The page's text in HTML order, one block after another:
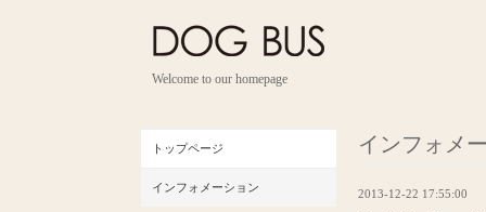
Welcome to our homepage
インフォメ
2013-12-22 17:55:00
トップページ
インフォメーション